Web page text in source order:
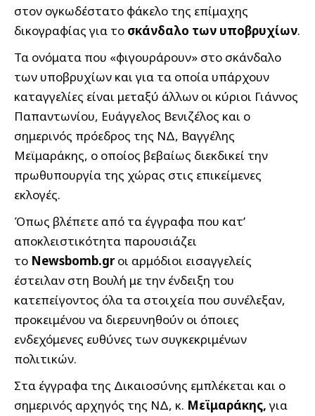
στον ογκωδέστατο φάκελο της επίμαχης
δικογραφίας για το σκάνδαλο των υποβρυχίων.
Τα ονόματα που «φιγουράρουν» στο σκάνδαλο
των υποβρυχίων και για τα οποία υπάρχουν
καταγγελίες είναι μεταξύ άλλων οι κύριοι Γιάννος
Παπαντωνίου, Ευάγγελος Βενιζέλος και ο
σημερινός πρόεδρος της ΝΔ, Βαγγέλης
Μεϊμαράκης, ο οποίος βεβαίως διεκδικεί την
πρωθυπουργία της χώρας στις επικείμενες
εκλογές.
Όπως βλέπετε από τα έγγραφα που κατ’
αποκλειστικότητα παρουσιάζει
το Newsbomb.grοι αρμόδιοι εισαγγελείς
έστειλαν στη Βουλή με την ένδειξη του
κατεπείγοντος όλα τα στοιχεία που συνέλεξαν,
προκειμένου να διερευνηθούν οι όποιες
ενδεχόμενες ευθύνες των συγκεκριμένων
πολιτικών.
Στα έγγραφα της Δικαιοσύνης εμπλέκεται και ο
σημερινός αρχηγός της ΝΔ, κ. Μεϊμαράκης,για